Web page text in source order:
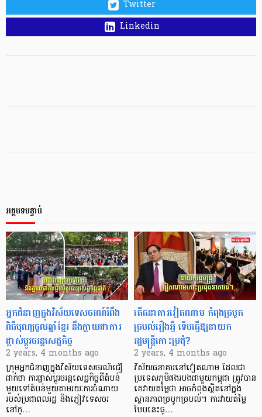
Twitter
Linkedin
អត្ថបទបន្ទាប់
អ្នកជំនាញក្នុងវិស័យទេសចរណ៍រំពឹង
ពិធីបុណ្យចូលឆ្នាំខ្មែរ នឹងក្លាយជាការ
ផ្លាស់ប្ដូរចរន្តសេដ្ឋកិច្ច
2 years, 4 months ago
ក្រុមអ្នកជំនាញក្នុងវិស័យទេសចរណ៍ជឿ
ជាក់ថា ការផ្លាស់ប្ដូរចរន្តសេដ្ឋកិច្ចពីតំបន់
មួយទៅតំបន់មួយតាមរយៈការចំណាយ
របស់ប្រជាពលរដ្ឋ និងភ្ញៀវទេសចរ
នៅក្…
តើធនាគារវៀតណាម កំពុងច្របូក
ច្របល់រឿងអ្វី ទើបធ្វើឱ្យនាយក
រដ្ឋមន្រ្តីកោះប្រជុំ?
2 years, 4 months ago
វិស័យធនាគារនៅវៀតណាម ដែលជា
ប្រទេសភូមិផងរបងជាមួយកម្ពុជា ត្រូវបាន
គេវាយតម្លៃថា អាចកំពុងស្ថិតនៅក្នុង
ស្ថានភាពច្របូកច្របល់។ ការវាយតម្លៃ
បែបនេះធ្…